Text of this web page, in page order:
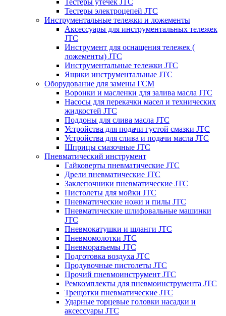
Тестеры электроцепей JTC
Инструментальные тележки и ложементы
Аксессуары для инструментальных тележек
JTC
Инструмент для оснащения тележек (
ложементы) JTC
Инструментальные тележки JTC
Ящики инструментальные JTC
Оборудование для замены ГСМ
Воронки и масленки для залива масла JTC
Насосы для перекачки масел и технических
жидкостей JTC
Поддоны для слива масла JTC
Устройства для подачи густой смазки JTC
Устройства для слива и подачи масла JTC
Шприцы смазочные JTC
Пневматический инструмент
Гайковерты пневматические JTC
Дрели пневматические JTC
Заклепочники пневматические JTC
Пистолеты для мойки JTC
Пневматические ножи и пилы JTC
Пневматические шлифовальные машинки
JTC
Пневмокатушки и шланги JTC
Пневмомолотки JTC
Пневморазъемы JTC
Подготовка воздуха JTC
Продувочные пистолеты JTC
Прочий пневмоинструмент JTC
Ремкомплекты для пневмоинструмента JTC
Трещотки пневматические JTC
Ударные торцевые головки насадки и
аксессуары JTC